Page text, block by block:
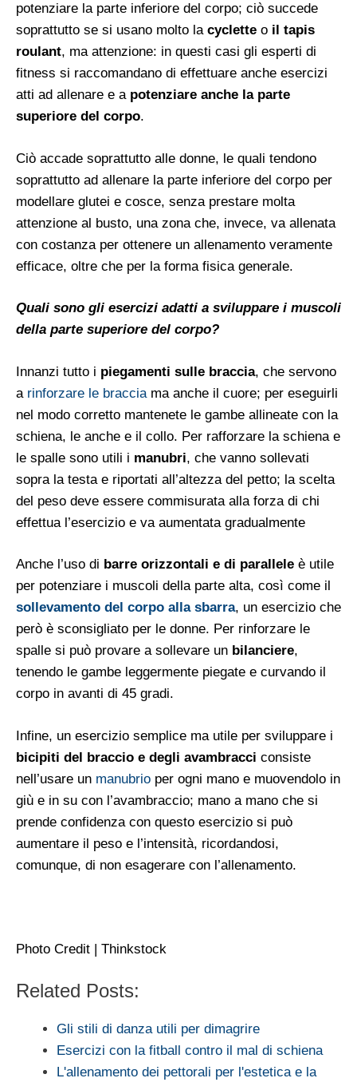
potenziare la parte inferiore del corpo; ciò succede
soprattutto se si usano molto la cyclette o il tapis
roulant, ma attenzione: in questi casi gli esperti di
fitness si raccomandano di effettuare anche esercizi
atti ad allenare e a potenziare anche la parte
superiore del corpo.
Ciò accade soprattutto alle donne, le quali tendono
soprattutto ad allenare la parte inferiore del corpo per
modellare glutei e cosce, senza prestare molta
attenzione al busto, una zona che, invece, va allenata
con costanza per ottenere un allenamento veramente
efficace, oltre che per la forma fisica generale.
Quali sono gli esercizi adatti a sviluppare i muscoli
della parte superiore del corpo?
Innanzi tutto i piegamenti sulle braccia, che servono
a rinforzare le bracciama anche il cuore; per eseguirli
nel modo corretto mantenete le gambe allineate con la
schiena, le anche e il collo. Per rafforzare la schiena e
le spalle sono utili i manubri, che vanno sollevati
sopra la testa e riportati all’altezza del petto; la scelta
del peso deve essere commisurata alla forza di chi
effettua l’esercizio e va aumentata gradualmente
Anche l’uso di barre orizzontali e di parallele è utile
per potenziare i muscoli della parte alta, così come il
sollevamento del corpo alla sbarra, un esercizio che
però è sconsigliato per le donne. Per rinforzare le
spalle si può provare a sollevare un bilanciere,
tenendo le gambe leggermente piegate e curvando il
corpo in avanti di 45 gradi.
Infine, un esercizio semplice ma utile per sviluppare i
bicipiti del braccio e degli avambracci consiste
nell’usare un manubrio per ogni mano e muovendolo in
giù e in su con l’avambraccio; mano a mano che si
prende confidenza con questo esercizio si può
aumentare il peso e l’intensità, ricordandosi,
comunque, di non esagerare con l’allenamento.
Photo Credit | Thinkstock
Related Posts:
Gli stili di danza utili per dimagrire
Esercizi con la fitball contro il mal di schiena
L'allenamento dei pettorali per l'estetica e la